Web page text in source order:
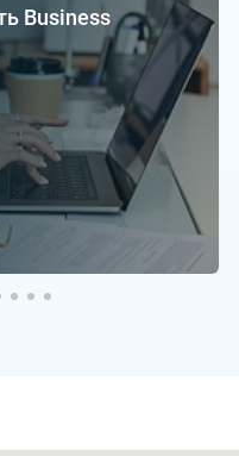
Business